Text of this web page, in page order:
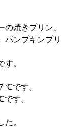
焼きプリン、
パンプキンプリ
す。
℃です。
す。
た。